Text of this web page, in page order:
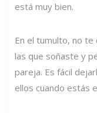
está muy bien.
En el tumulto, no
las que soñaste y
pareja. Es fácil
ellos cuando estás